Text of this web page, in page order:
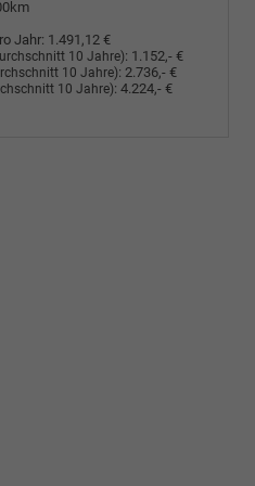
Jahr: 1.491,12 €
10 Jahre): 1.152,- €
10 Jahre): 2.736,- €
10 Jahre): 4.224,- €